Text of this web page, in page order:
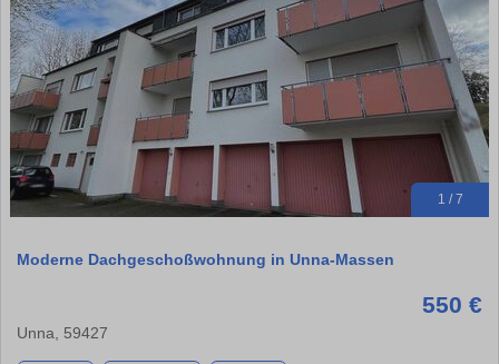
1 / 7
Moderne Dachgeschoßwohnung in Unna-Massen
550 €
Unna, 59427